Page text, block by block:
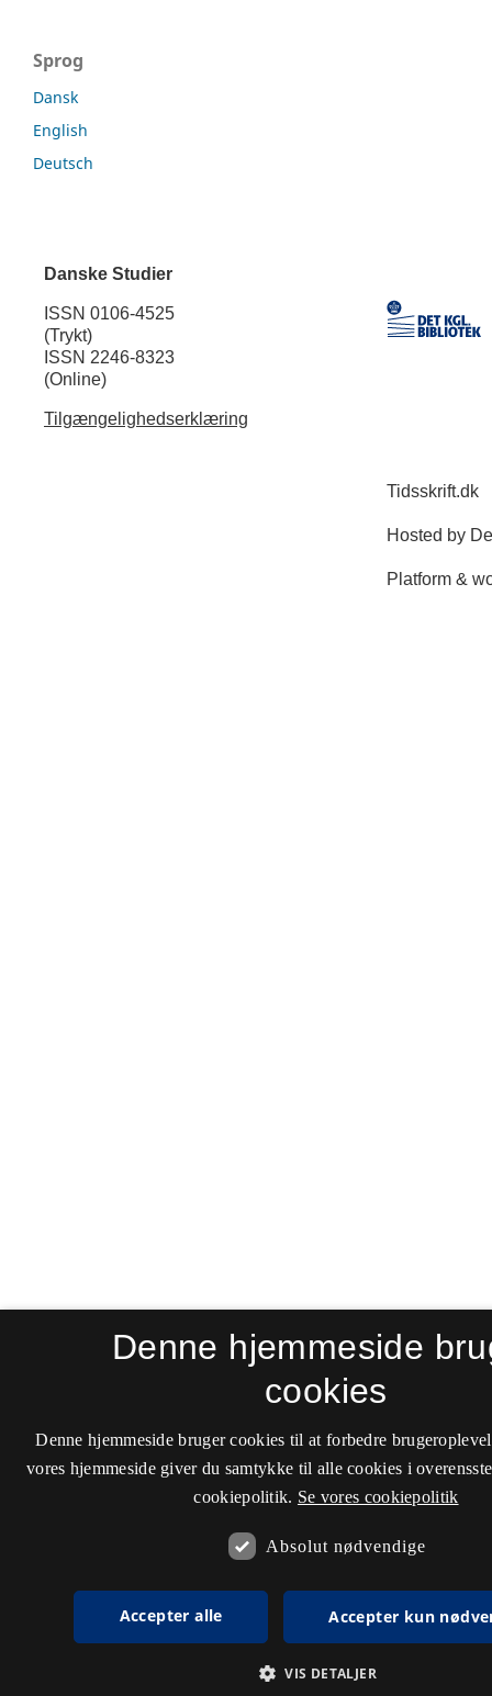
Sprog
Dansk
English
Deutsch
Danske Studier
ISSN 0106-4525
(Trykt)
ISSN 2246-8323
(Online)
Tilgængelighedserklæring
Denne hjemmeside
cookies
Denne hjemmeside bruger cookies til at forbedre
vores hjemmeside giver du samtykke til alle cookies i
cookiepolitik. Se vores cookiepolitik
Absolut nødvendige
Accepter alle Accepter kun
VIS DETALJER